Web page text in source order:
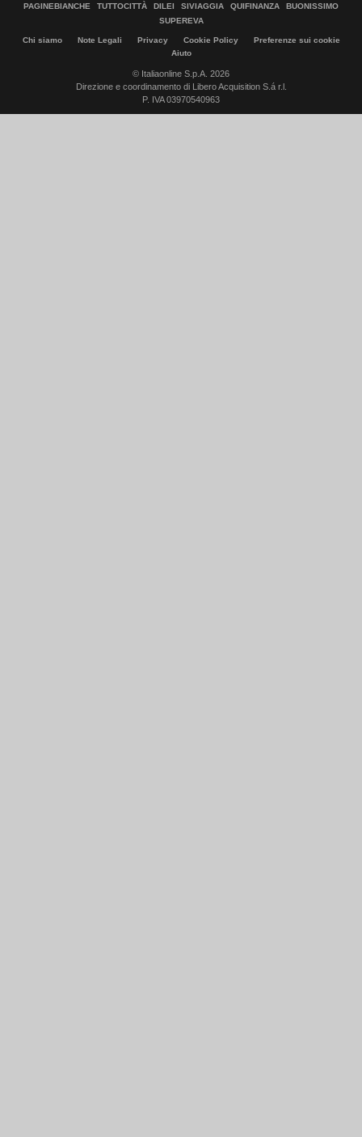
PAGINEBIANCHE
TUTTOCITTÀ DILEI SIVIAGGIA QUIFINANZA
BUONISSIMO
SUPEREVA
Chi siamo Note Legali Privacy Cookie Policy
Preferenze sui cookie
Aiuto
© Italiaonline S.p.A. 2026
Direzione e coordinamento di Libero Acquisition S.á r.l.
P. IVA 03970540963